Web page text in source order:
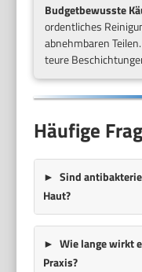
Budgetbewusste
ordentliches
abnehmbaren
teure
Häufige
Sind
Haut?
Wie lange wirkt
Praxis?